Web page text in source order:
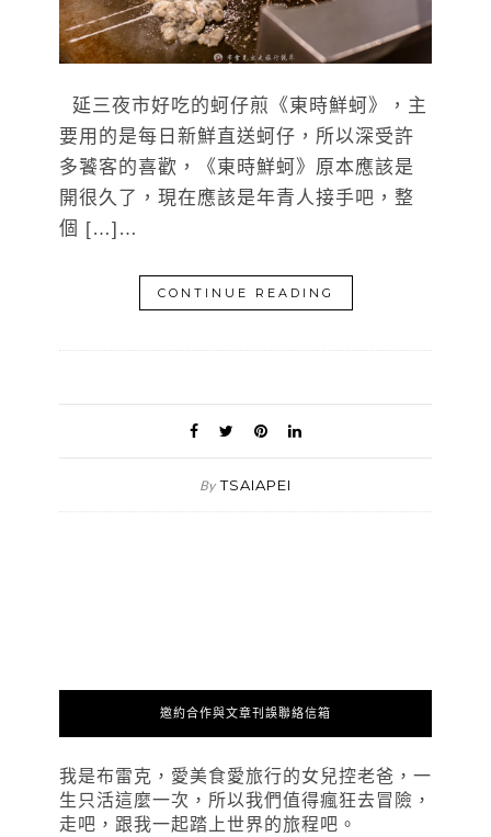
延三夜市好吃的蚵仔煎《東時鮮蚵》，主
要用的是每日新鮮直送蚵仔，所以深受許
多饕客的喜歡，《東時鮮蚵》原本應該是
開很久了，現在應該是年青人接手吧，整
個 […]…
CONTINUE READING
By TSAIAPEI
邀約合作與文章刊誤聯絡信箱
我是布雷克，愛美食愛旅行的女兒控老爸，一
生只活這麼一次，所以我們值得瘋狂去冒險，
走吧，跟我一起踏上世界的旅程吧。